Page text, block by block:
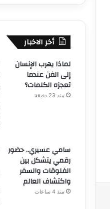
أخر الاخبار
لماذا يهرب الإنسان
إلى الفن عندما
تعجزه الكلمات؟
منذ 23 دقيقة
سامي عسيري.. حضور
رقمي يتشكل بين
الفلوقات والسفر
واكتشاف العالم
منذ 4 ساعات